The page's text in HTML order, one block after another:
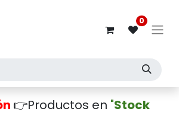
0
👉Productos en "Stock